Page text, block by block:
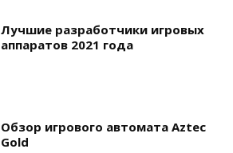
Лучшие разработчики игровых
аппаратов 2021 года
Обзор игрового автомата Aztec
Gold